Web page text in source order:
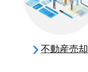
不動産売却